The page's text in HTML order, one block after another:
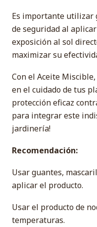
Es importante utilizar
de seguridad al
exposición al sol
maximizar su
Con el Aceite
en el cuidado de tus
protección eficaz
para integrar este
jardinería!
Recomendación:
Usar guantes,
aplicar el producto.
Usar el producto de
temperaturas.